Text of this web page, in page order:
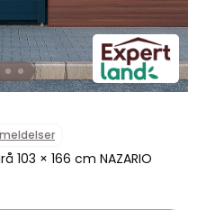
× 166 cm NAZARIO